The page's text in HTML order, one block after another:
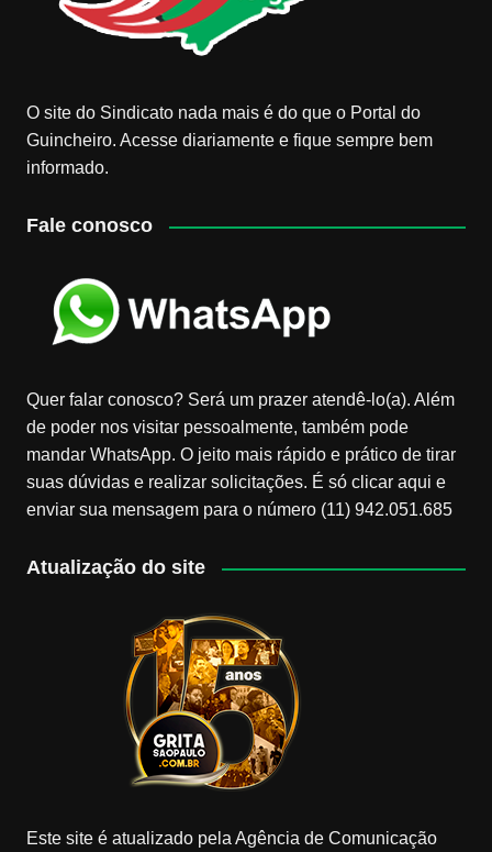
O site do Sindicato nada mais é do que o Portal do
Guincheiro. Acesse diariamente e fique sempre bem
informado.
Fale conosco
Quer falar conosco? Será um prazer atendê-lo(a). Além
de poder nos visitar pessoalmente, também pode
mandar WhatsApp. O jeito mais rápido e prático de tirar
suas dúvidas e realizar solicitações. É só clicar aqui e
enviar sua mensagem para o número (11) 942.051.685
Atualização do site
Este site é atualizado pela Agência de Comunicação